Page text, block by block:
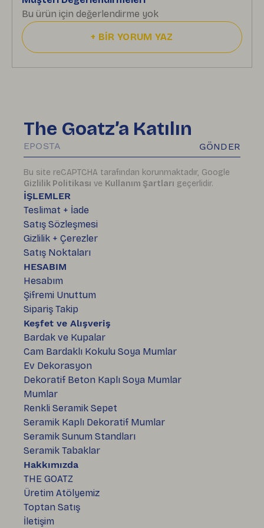
Bu ürün için değerlendirme yok
+ BİR YORUM YAZ
İŞLEMLER
Teslimat + İade
Satış Sözleşmesi
Gizlilik + Çerezler
Satış Noktaları
HESABIM
Hesabım
Şifremi Unuttum
Sipariş Takip
Keşfet ve Alışveriş
Bardak ve Kupalar
Cam Bardaklı Kokulu Soya Mumlar
Ev Dekorasyon
Dekoratif Beton Kaplı Soya Mumlar
Mumlar
Renkli Seramik Sepet
Seramik Kaplı Dekoratif Mumlar
Seramik Sunum Standları
Seramik Tabaklar
Hakkımızda
THE GOATZ
Üretim Atölyemiz
Toptan Satış
İletişim
The Goatz’a Katılın
GÖNDER
Bu site reCAPTCHA tarafından korunmaktadır, Google
Gizlilik Politikası ve Kullanım Şartları geçerlidir.